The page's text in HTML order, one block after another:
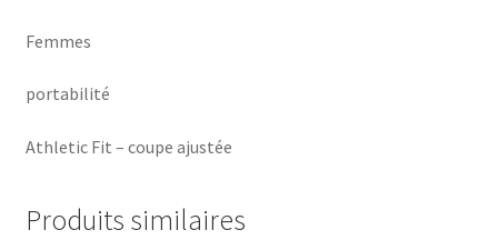
Femmes
portabilité
Athletic Fit – coupe ajustée
Produits similaires